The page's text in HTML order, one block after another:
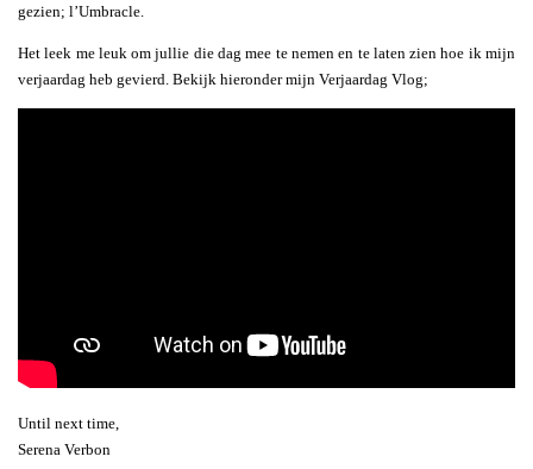
gezien; l’Umbracle.
Het leek me leuk om jullie die dag mee te nemen en te laten zien hoe ik mijn
verjaardag heb gevierd. Bekijk hieronder mijn Verjaardag Vlog;
Until next time,
Serena Verbon